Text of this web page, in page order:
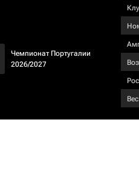
Чемпионат Португалии
2026/2027